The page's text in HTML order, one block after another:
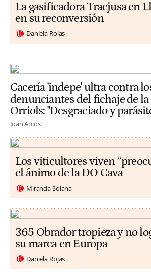
La gasificadora Tracjusa en
en su reconversión
Daniela Rojas
Cacería 'indepe' ultra contra
denunciantes del fichaje de
Orriols: "Desgraciado y
Joan Arcos
Los viticultores viven
el ánimo de la DO Cava
Miranda Solana
365 Obrador tropieza y no
su marca en Europa
Daniela Rojas